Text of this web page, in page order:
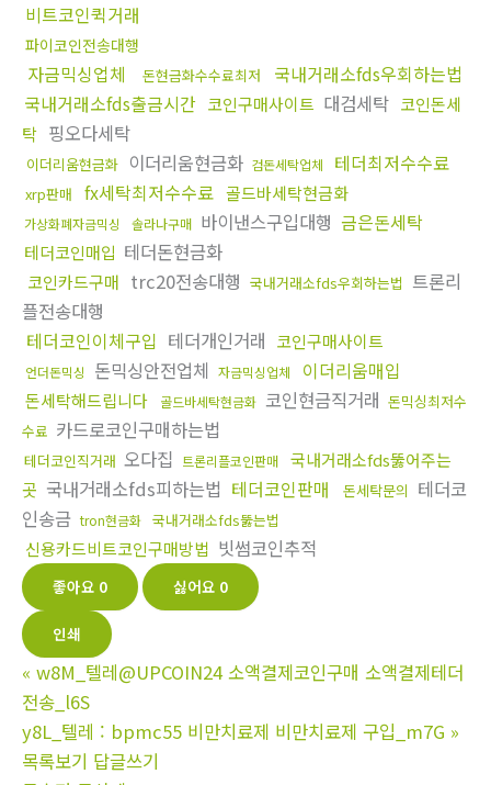
비트코인퀵거래
파이코인전송대행
자금믹싱업체 돈현금화수수료최저
국내거래소fds우회하는법
국내거래소fds출금시간 코인구매사이트 대검세탁 코인돈세
탁 핑오다세탁
이더리움현금화 이더리움현금화 검돈세탁업체 테더최저수수료
xrp판매 fx세탁최저수수료 골드바세탁현금화
가상화폐자금믹싱 솔라나구매 바이낸스구입대행 금은돈세탁
테더코인매입 테더돈현금화
코인카드구매 trc20전송대행 국내거래소fds우회하는법 트론리
플전송대행
테더코인이체구입 테더개인거래 코인구매사이트
언더돈믹싱 돈믹싱안전업체 자금믹싱업체 이더리움매입
돈세탁해드립니다 골드바세탁현금화 코인현금직거래 돈믹싱최저수
수료 카드로코인구매하는법
테더코인직거래 오다집 트론리플코인판매
국내거래소fds뚫어주는
곳 국내거래소fds피하는법 테더코인판매 돈세탁문의 테더코
인송금 tron현금화 국내거래소fds뚫는법
신용카드비트코인구매방법 빗썸코인추적
좋아요 0 싫어요 0
인쇄
« w8M_텔레@UPCOIN24 소액결제코인구매 소액결제테더
전송_l6S
y8L_텔레 : bpmc55 비만치료제 비만치료제 구입_m7G »
목록보기 답글쓰기